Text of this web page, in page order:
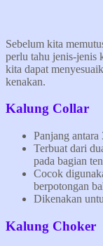
Sebelum kita
perlu tahu jenis-jenis
kita dapat
kenakan.
Kalung Collar
Panjang antara
Terbuat dari
pada bagian
Cocok
berpotongan
Dikenakan
Kalung Choker